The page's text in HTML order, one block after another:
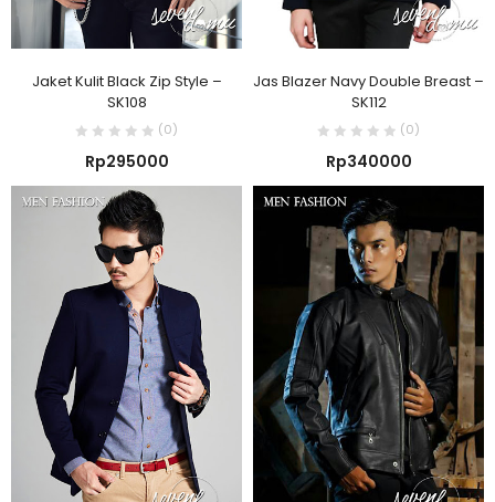
Jaket Kulit Black Zip Style –
SK108
(0)
Rp295000
Jas Blazer Navy Double Breast –
SK112
(0)
Rp340000